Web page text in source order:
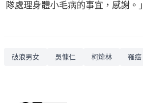
隊處理身體小毛病的事宜，感謝。」
破浪男女 吳慷仁 柯煒林 罹癌